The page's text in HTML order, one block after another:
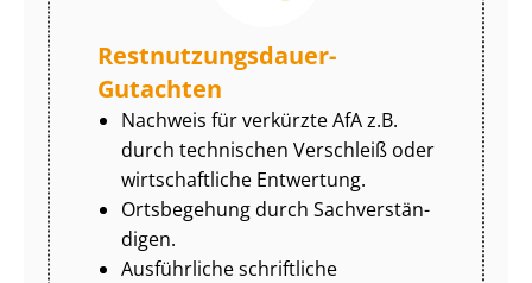
Rest­nut­zungs­dau­er-
Gutachten
Nachweis für verkürzte AfA z.B.
durch technischen Verschleiß oder
wirtschaftliche Entwertung.
Ortsbegehung durch Sach­ver­stän­
di­gen.
Ausführliche schriftliche